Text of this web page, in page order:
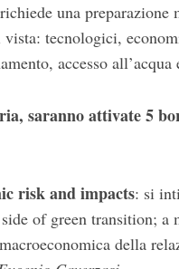
una
tecnologici,
accesso all’acqua
saranno attivate 5
risk and impacts: si
of green transition; a
della